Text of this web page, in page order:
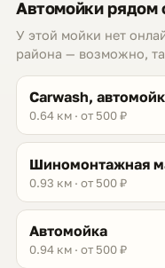
Автомойки рядом
У этой мойки нет
района — возможно,
Carwash,
0.64 км · от 500 ₽
Шиномонтажная
0.93 км · от 500 ₽
Автомойка
0.94 км · от 500 ₽